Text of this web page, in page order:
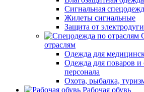
Сигнальная
Жилеты сигнальные
Защита от электродуги
отраслям
Одежда для
Одежда для поваров
персонала
Охота, рыбалка,
Рабочая обувь